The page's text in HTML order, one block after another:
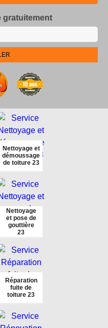
gratuitement
Nettoyage et
démoussage
de toiture 23
Nettoyage
et pose de
gouttière
23
Réparation
fuite de
toiture 23